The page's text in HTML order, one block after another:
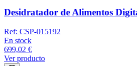
Desidratador de Alimentos
Ref: CSP-015192
En stock
699,02 €
Ver producto